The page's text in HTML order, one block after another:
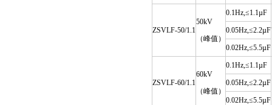
ZSVLF-50/1.1
50kV
（峰值）
0.1Hz,≤1.1µF
0.05Hz,≤2.2µF
0.02Hz,≤5.5µF
ZSVLF-60/1.1
60kV
（峰值）
0.1Hz,≤1.1µF
0.05Hz,≤2.2µF
0.02Hz,≤5.5µF